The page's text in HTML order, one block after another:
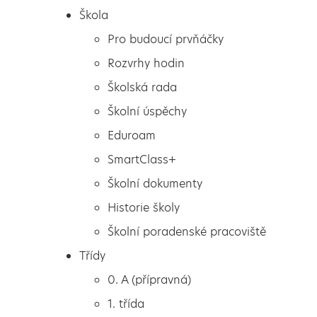
Pro budoucí prvňáčky
Rozvrhy hodin
Školská rada
Škola
Pro budoucí prvňáčky
Rozvrhy hodin
Školská rada
Školní úspěchy
Eduroam
SmartClass+
Školní dokumenty
Historie školy
Školní poradenské pracoviště
Třídy
0. A (přípravná)
1. třída
Znáš své město a okolí?